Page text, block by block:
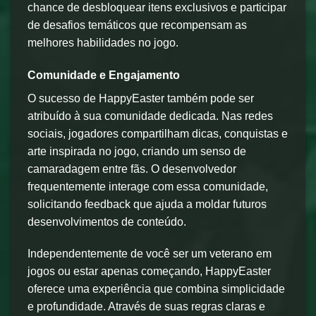
chance de desbloquear itens exclusivos e participar
de desafios temáticos que recompensam as
melhores habilidades no jogo.
Comunidade e Engajamento
O sucesso de HappyEaster também pode ser
atribuído à sua comunidade dedicada. Nas redes
sociais, jogadores compartilham dicas, conquistas e
arte inspirada no jogo, criando um senso de
camaradagem entre fãs. O desenvolvedor
frequentemente interage com essa comunidade,
solicitando feedback que ajuda a moldar futuros
desenvolvimentos de conteúdo.
Independentemente de você ser um veterano em
jogos ou estar apenas começando, HappyEaster
oferece uma experiência que combina simplicidade
e profundidade. Através de suas regras claras e